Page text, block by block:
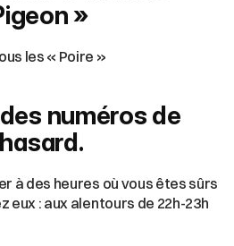
»
les « Poire »
numéros de
à des heures où vous êtes sûrs
eux : aux alentours de 22h-23h